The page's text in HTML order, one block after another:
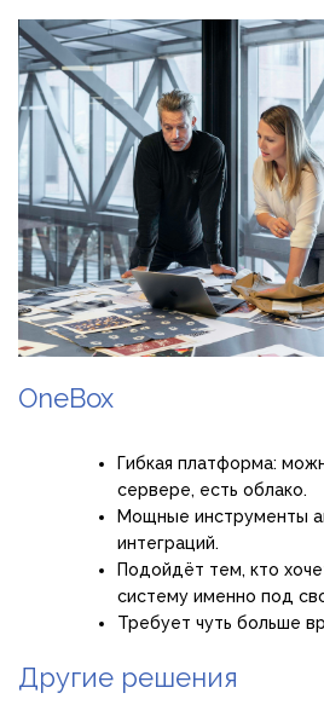
OneBox
Гибкая платформа:
сервере, есть облако.
Мощные инструменты
интеграций.
Подойдёт тем, кто
систему именно под
Требует чуть больше
Другие решения